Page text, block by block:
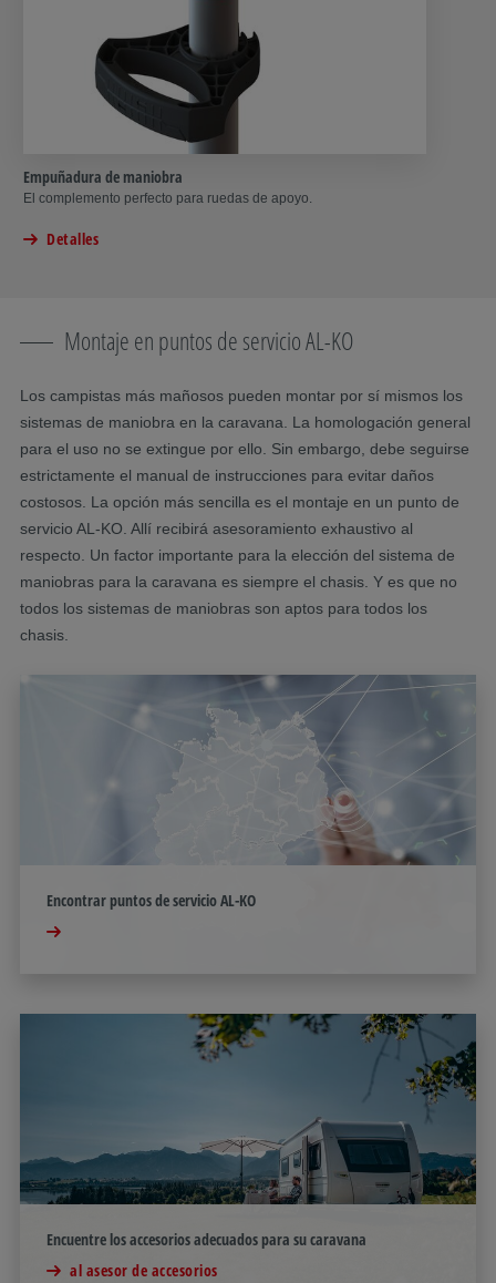
Empuñadura de maniobra
El complemento perfecto para ruedas de apoyo.
Detalles
Montaje en puntos de servicio AL-KO
Los campistas más mañosos pueden montar por sí mismos los
sistemas de maniobra en la caravana. La homologación general
para el uso no se extingue por ello. Sin embargo, debe seguirse
estrictamente el manual de instrucciones para evitar daños
costosos. La opción más sencilla es el montaje en un punto de
servicio AL-KO. Allí recibirá asesoramiento exhaustivo al
respecto. Un factor importante para la elección del sistema de
maniobras para la caravana es siempre el chasis. Y es que no
todos los sistemas de maniobras son aptos para todos los
chasis.
Encontrar puntos de servicio AL-KO
Encuentre los accesorios adecuados para su caravana
al asesor de accesorios